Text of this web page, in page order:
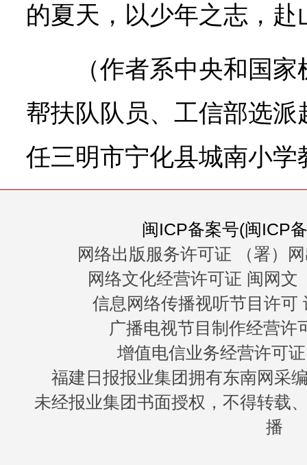
的夏天，以少年之志，赴
（作者系中央和国
帮扶队队员、工信部选
任三明市宁化县城南小学
闽ICP备案号(闽ICP
网络出版服务许可证 （署）
网络文化经营许可证 闽网文
信息网络传播视听节目许可
广播电视节目制作经营许
增值电信业务经营许可
福建日报报业集团拥有东南网采
未经报业集团书面授权，不得转载
播